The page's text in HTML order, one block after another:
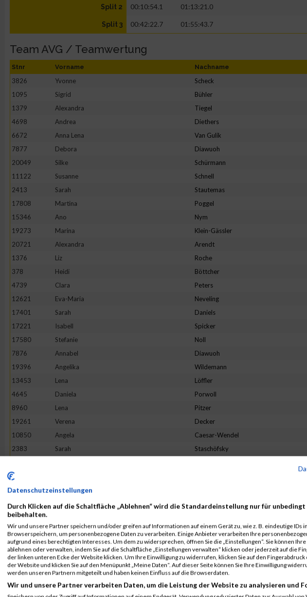
Split 2 00:10:54.1 01:13:21.0
Split 3 00:42:22.7 01:55:43.7
Team AVG / Teamwertung
Stnr Vorname Nachname
3826 Yvonne Scheck
1095
Sigrid Bühler
1379
Alexandra Tiegel
4698
Andrea Diethers
6672
Anna Lena Van Gulik
7877
Debora Diawuoh
20049
Silke Schürmann
11122
Susanne Schnell
2413
Sarah Stautemas
17808
Martina Poggel
15346
Ano Nym
19273
Marina Klein-Gässler
20721
Alexandra Arendt
1376
Liz Roche
378
Heidi Böttcher
4739
Clara Peters
12621
Eva-Maria Neveling
17401
Sarah Daniels
17221
Isabell Spicker
17580
Stefanie Noll
7876
Annabel Diawuoh
19396
Angelika Wildemann
13453
Lena Löffler
4645
Daniela Porwoll
8960
Lena Pitzer
19261
Verena Decker
10850
Angela Caesar-Wendel
2383
Sarah Staschöfsky
10079
18862
Tineke
18205
Sandra Hermann
3475
16268
Lotte Lehmbruck
5049
Sabine Eim
7653
Franziska Flügge
1380
Jeanne Li Voß
6002
Julia Halberstadt
Datenschutzeinstellungen
Durch Klicken auf die Schaltfläche „Ablehnen“ wird die Standardeinstellung nur für
beibehalten.
Wir und unsere Partner speichern und/oder greifen auf Informationen auf einem Gerät zu, wie z. B. eindeutige IDs
Browserspeichern, um personenbezogene Daten zu verarbeiten. Einige Anbieter verarbeiten Ihre
aufgrund eines berechtigten Interesses. Um dem zu widersprechen, öffnen Sie die „Einstellungen“. Sie können
ablehnen oder verwalten, indem Sie auf die Schaltfläche „Einstellungen verwalten“ klicken oder jederzeit auf die
der linken unteren Ecke der Website klicken. Um Ihre Einwilligung zu widerrufen, klicken Sie auf den
der Website und klicken Sie auf den Menüpunkt „Meine Daten“. Auf dieser Seite können Sie Ihre Einwilligung
werden unseren Partnern mitgeteilt und haben keinen Einfluss auf die Browserdaten.
Wir und unsere Partner verarbeiten Daten, um die Leistung der Website zu analysieren und